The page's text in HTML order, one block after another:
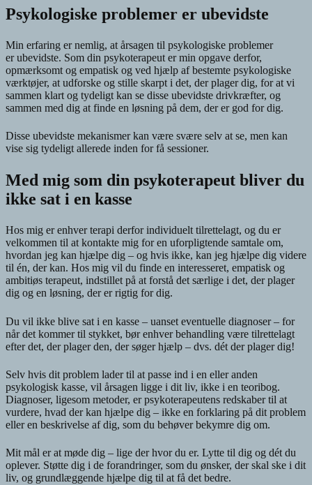
Psykologiske problemer er ubevidste
Min erfaring er nemlig, at årsagen til psykologiske problemer
er ubevidste. Som din psykoterapeut er min opgave derfor,
opmærksomt og empatisk og ved hjælp af bestemte psykologiske
værktøjer, at udforske og stille skarpt i det, der plager dig, for at vi
sammen klart og tydeligt kan se disse ubevidste drivkræfter, og
sammen med dig at finde en løsning på dem, der er god for dig.
Disse ubevidste mekanismer kan være svære selv at se, men kan
vise sig tydeligt allerede inden for få sessioner.
Med mig som din psykoterapeut bliver du
ikke sat i en kasse
Hos mig er enhver terapi derfor individuelt tilrettelagt, og du er
velkommen til at kontakte mig for en uforpligtende samtale om,
hvordan jeg kan hjælpe dig – og hvis ikke, kan jeg hjælpe dig videre
til én, der kan. Hos mig vil du finde en interesseret, empatisk og
ambitiøs terapeut, indstillet på at forstå det særlige i det, der plager
dig og en løsning, der er rigtig for dig.
Du vil ikke blive sat i en kasse – uanset eventuelle diagnoser – for
når det kommer til stykket, bør enhver behandling være tilrettelagt
efter det, der plager den, der søger hjælp – dvs. dét der plager dig!
Selv hvis dit problem lader til at passe ind i en eller anden
psykologisk kasse, vil årsagen ligge i dit liv, ikke i en teoribog.
Diagnoser, ligesom metoder, er psykoterapeutens redskaber til at
vurdere, hvad der kan hjælpe dig – ikke en forklaring på dit problem
eller en beskrivelse af dig, som du behøver bekymre dig om.
Mit mål er at møde dig – lige der hvor du er. Lytte til dig og dét du
oplever. Støtte dig i de forandringer, som du ønsker, der skal ske i dit
liv, og grundlæggende hjælpe dig til at få det bedre.